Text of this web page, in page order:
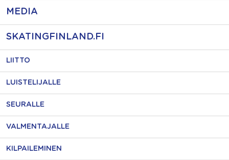
MEDIA
SKATINGFINLAND.FI
LIITTO
LUISTELIJALLE
SEURALLE
VALMENTAJALLE
KILPAILEMINEN